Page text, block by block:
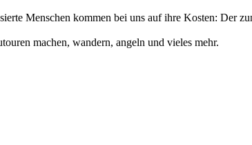
Menschen kommen bei uns auf ihre Kosten: Der
machen, wandern, angeln und vieles mehr.